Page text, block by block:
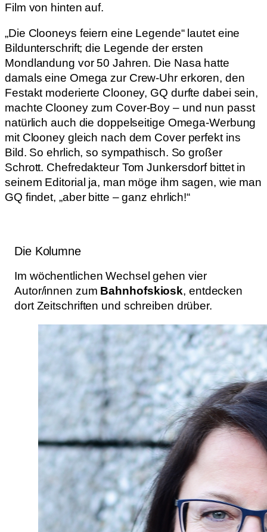
Film von hinten auf.
„Die Clooneys feiern eine Legende“ lautet eine
Bildunterschrift; die Legende der ersten
Mondlandung vor 50 Jahren. Die Nasa hatte
damals eine Omega zur Crew-Uhr erkoren, den
Festakt moderierte Clooney, GQ durfte dabei sein,
machte Clooney zum Cover-Boy – und nun passt
natürlich auch die doppelseitige Omega-Werbung
mit Clooney gleich nach dem Cover perfekt ins
Bild. So ehrlich, so sympathisch. So großer
Schrott. Chefredakteur Tom Junkersdorf bittet in
seinem Editorial ja, man möge ihm sagen, wie man
GQ findet, „aber bitte – ganz ehrlich!“
Die Kolumne
Im wöchentlichen Wechsel gehen vier
Autor/innen zum Bahnhofskiosk, entdecken
dort Zeitschriften und schreiben drüber.